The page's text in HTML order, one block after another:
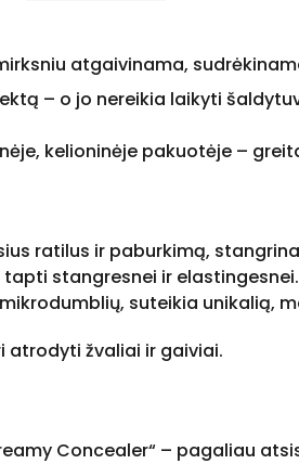
atgaivinama,
– o jo nereikia laikyti
kelioninėje pakuotėje –
ratilus ir paburkimą,
stangresnei ir elastingesnei.
suteikia unikalią,
atrodyti žvaliai ir gaiviai.
Concealer“ – pagaliau